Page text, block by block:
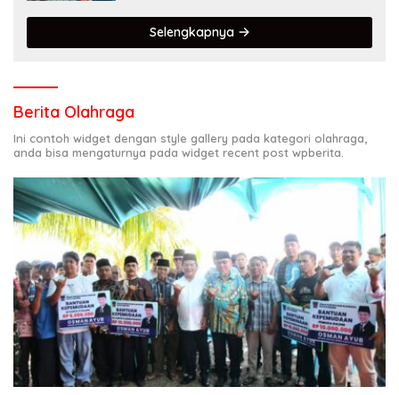
Selengkapnya
Berita Olahraga
Ini contoh widget dengan style gallery pada kategori olahraga,
anda bisa mengaturnya pada widget recent post wpberita.